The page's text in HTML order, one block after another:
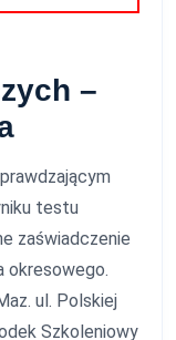
–
testu
zaświadczenie
okresowego.
ul. Polskiej
Szkoleniowy